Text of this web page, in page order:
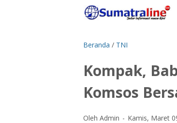
Beranda / TNI
Kompak,
Komsos
Oleh Admin Kamis, Maret